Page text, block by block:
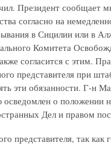
Президент сообщает
согласно на
в Сицилии или в
Комитета
согласится с этим.
представителя при
эти обязанности. Г-н
о положении
Дел и правом
представителя, так